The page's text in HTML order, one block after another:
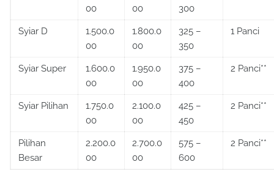
00
00
300
Syiar D
1.500.0
00
1.800.0
00
325 –
350
1 Panci
Syiar Super
1.600.0
00
1.950.0
00
375 –
400
2 Panci**
Syiar Pilihan
1.750.0
00
2.100.0
00
425 –
450
2 Panci**
Pilihan
Besar
2.200.0
00
2.700.0
00
575 –
600
2 Panci**